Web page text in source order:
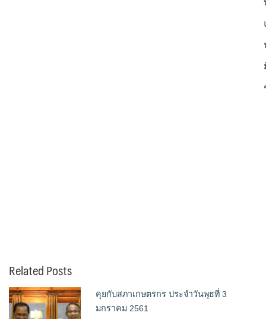
Related Posts
คุยกับสภาเกษตรกร ประจำวันพุธที่ 3
มกราคม 2561